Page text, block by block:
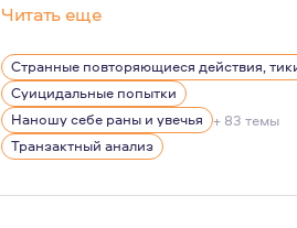
Читать еще
Вне профессии испытываю
Суицидальные попытки
Наношу себе раны и увечья + 83 темы
Транзактный анализ